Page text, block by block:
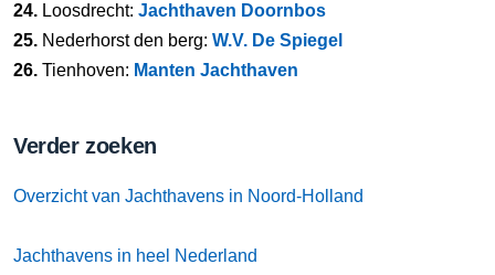
24. Loosdrecht: Jachthaven Doornbos
25. Nederhorst den berg: W.V. De Spiegel
26. Tienhoven: Manten Jachthaven
Verder zoeken
Overzicht van Jachthavens in Noord-Holland
Jachthavens in heel Nederland